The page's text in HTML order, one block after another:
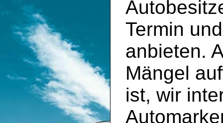
Termin
anbieten.
Mängel
ist, wir